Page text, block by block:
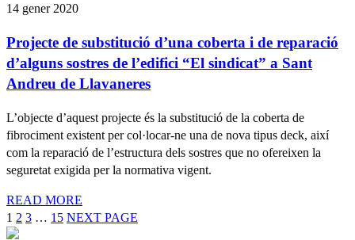
14 gener 2020
Projecte de substitució d’una coberta i de reparació
d’alguns sostres de l’edifici “El sindicat” a Sant
Andreu de Llavaneres
L’objecte d’aquest projecte és la substitució de la coberta de
fibrociment existent per col·locar-ne una de nova tipus deck, així
com la reparació de l’estructura dels sostres que no ofereixen la
seguretat exigida per la normativa vigent.
READ MORE
1 2 3 … 15 NEXT PAGE